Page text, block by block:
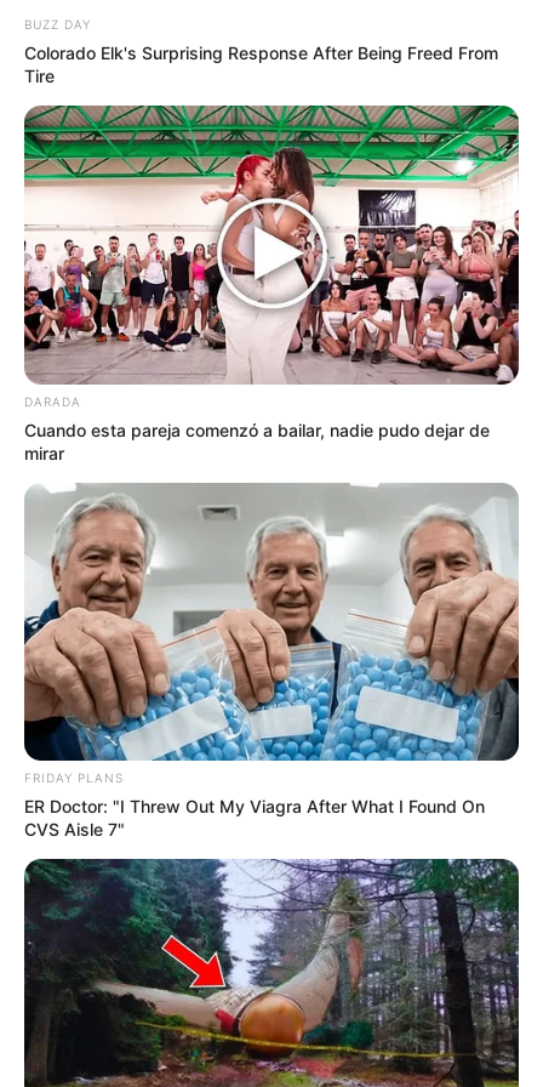
anécdotas y recuerdos de su relación con el
actor.
BUZZ DAY
Colorado Elk's Surprising Response After Being Freed From
Tire
DARADA
Cuando esta pareja comenzó a bailar, nadie pudo dejar de
mirar
FRIDAY PLANS
ER Doctor: "I Threw Out My Viagra After What I Found On
CVS Aisle 7"